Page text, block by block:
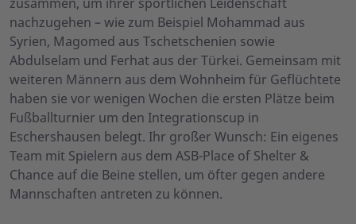
nachzugehen – wie zum Beispiel Mohammad aus
Syrien, Magomed aus Tschetschenien sowie
Abdulselam und Ferhat aus der Türkei. Gemeinsam mit
weiteren Männern aus dem Wohnheim für Geflüchtete
haben sie vor wenigen Wochen die ersten Plätze beim
Fußballturnier um den Integrationscup in
Eschershausen belegt. Ihr großer Wunsch: Ein eigenes
Team mit Spielern aus dem ASB-Place of Shelter &
Chance auf die Beine stellen, um öfter gegen andere
Mannschaften antreten zu können.